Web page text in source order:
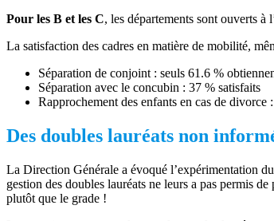
Pour les B et les C, les départements sont ouverts
La satisfaction des cadres en matière de mobilité,
Séparation de conjoint : seuls 61.6 %
Séparation avec le concubin : 37 % satisfaits
Rapprochement des enfants en cas de divorce
Des doubles lauréats non
La Direction Générale a évoqué l’expérimentation
gestion des doubles lauréats ne leurs a pas permis
plutôt que le grade !